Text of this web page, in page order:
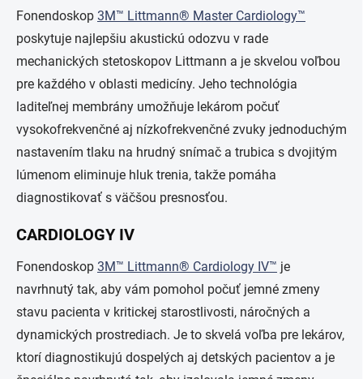
Fonendoskop 3M™ Littmann® Master Cardiology™
poskytuje najlepšiu akustickú odozvu v rade
mechanických stetoskopov Littmann a je skvelou voľbou
pre každého v oblasti medicíny. Jeho technológia
laditeľnej membrány umožňuje lekárom počuť
vysokofrekvenčné aj nízkofrekvenčné zvuky jednoduchým
nastavením tlaku na hrudný snímač a trubica s dvojitým
lúmenom eliminuje hluk trenia, takže pomáha
diagnostikovať s väčšou presnosťou.
CARDIOLOGY IV
Fonendoskop 3M™ Littmann® Cardiology IV™ je
navrhnutý tak, aby vám pomohol počuť jemné zmeny
stavu pacienta v kritickej starostlivosti, náročných a
dynamických prostrediach. Je to skvelá voľba pre lekárov,
ktorí diagnostikujú dospelých aj detských pacientov a je